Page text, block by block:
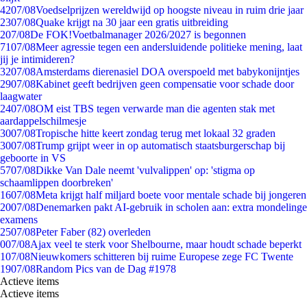
4207/08Voedselprijzen wereldwijd op hoogste niveau in ruim drie jaar
2307/08Quake krijgt na 30 jaar een gratis uitbreiding
207/08De FOK!Voetbalmanager 2026/2027 is begonnen
7107/08Meer agressie tegen een andersluidende politieke mening, laat
jij je intimideren?
3207/08Amsterdams dierenasiel DOA overspoeld met babykonijntjes
2907/08Kabinet geeft bedrijven geen compensatie voor schade door
laagwater
2407/08OM eist TBS tegen verwarde man die agenten stak met
aardappelschilmesje
3007/08Tropische hitte keert zondag terug met lokaal 32 graden
3007/08Trump grijpt weer in op automatisch staatsburgerschap bij
geboorte in VS
5707/08Dikke Van Dale neemt 'vulvalippen' op: 'stigma op
schaamlippen doorbreken'
1607/08Meta krijgt half miljard boete voor mentale schade bij jongeren
2007/08Denemarken pakt AI-gebruik in scholen aan: extra mondelinge
examens
2507/08Peter Faber (82) overleden
007/08Ajax veel te sterk voor Shelbourne, maar houdt schade beperkt
107/08Nieuwkomers schitteren bij ruime Europese zege FC Twente
1907/08Random Pics van de Dag #1978
Actieve items
Actieve items